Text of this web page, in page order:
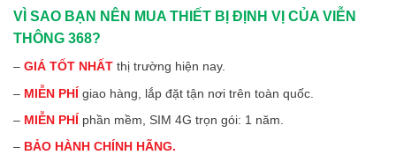
VÌ SAO BẠN NÊN MUA THIẾT BỊ ĐỊNH VỊ CỦA VIỄN
THÔNG 368?
– GIÁ TỐT NHẤT thị trường hiện nay.
– MIỄN PHÍ giao hàng, lắp đặt tận nơi trên toàn quốc.
– MIỄN PHÍ phần mềm, SIM 4G trọn gói: 1 năm.
– BẢO HÀNH CHÍNH HÃNG.